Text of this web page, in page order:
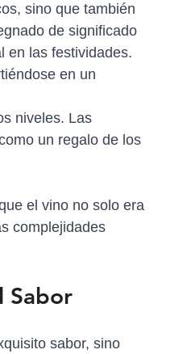
sino que también
de significado
en las festividades.
en un
niveles. Las
un regalo de los
el vino no solo era
complejidades
Sabor
sabor, sino